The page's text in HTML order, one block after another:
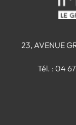
23, AVENUE
Tél. : 04